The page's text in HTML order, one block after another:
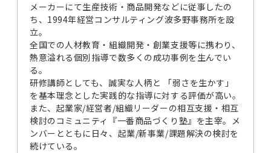
メーカーにて生産技術・商品開発などに従事したの
ち、1994年経営コンサルティング波多野事務所を設
立。
全国での人材教育・組織開発・創業支援等に携わり、
熱意溢れる個別指導で数多くの成功事例を生んでい
る。
研修講師としても、誠実な人柄と 「弱さを生かす」
を基本理念とした実践的な指導に対する評価が高い。
また、起業家/経営者/組織リーダーの相互支援・相互
検討のコミュニティ『一番商品づくり塾』を主宰。メ
ンバーとともに日々、起業/新事業/課題解決の検討を
続けている。